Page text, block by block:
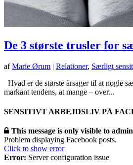
De 3 største trusler for
afMarie Ørum | Relationer, Særligt
Hvad er de største årsager til at nogle
markant tendens, at mange – over...
SENSITIVT ARBEJDSLIV PÅ
This message is only visible to
Problem displaying Facebook posts.
Click to show error
Error: Server configuration issue